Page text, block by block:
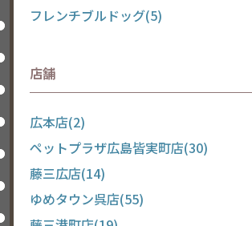
フレンチブルドッグ(5)
店舗
広本店(2)
ペットプラザ広島皆実町店(30)
藤三広店(14)
ゆめタウン呉店(55)